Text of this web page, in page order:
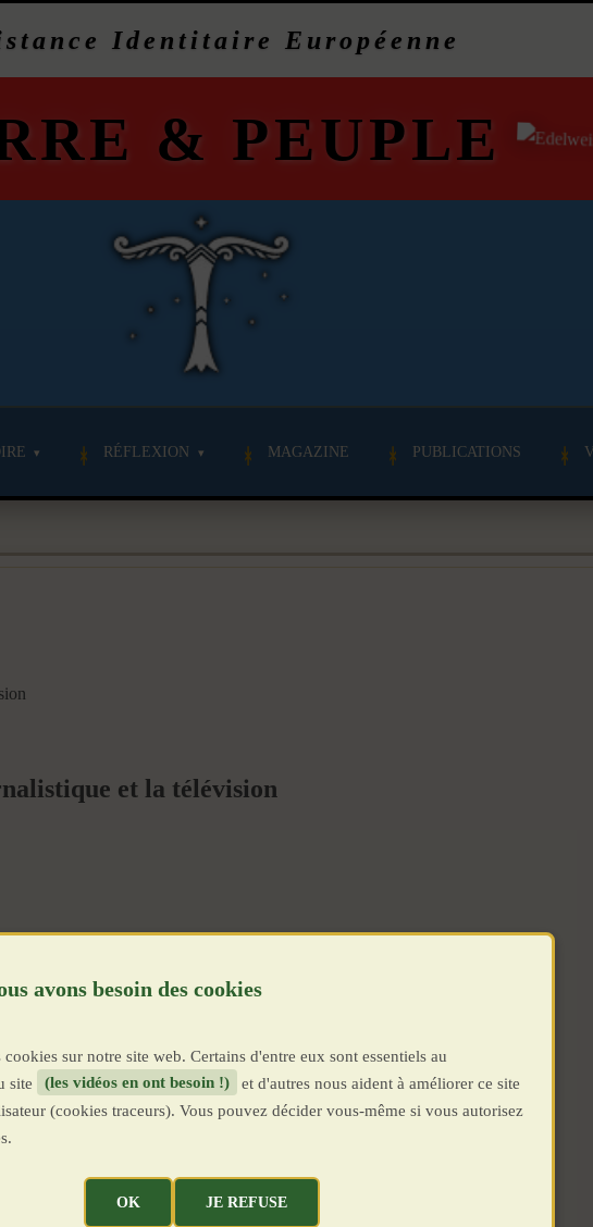
Identitaire Européenne
& PEUPLE
RÉFLEXION MAGAZINE PUBLICATIONS
et la télévision
sur notre site web. Certains d'entre eux sont essentiels au
site
(les vidéos en ont besoin !)
et d'autres nous aident à améliorer ce site
(cookies traceurs). Vous pouvez décider vous-même si vous autorisez
OK JE REFUSE